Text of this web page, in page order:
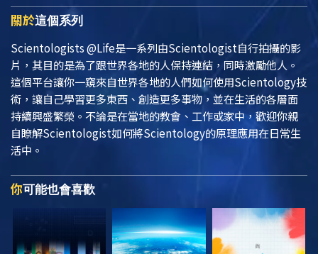
關於這個系列
Scientologists @Life是一系列由Scientologist自行拍攝的影
片，其目的是為了跟世界各地的人保持連結，同時激勵他人。
這個平台讓你一窺來自世界各地的人們如何使用Scientology技
術，讓自己學習更多東西、創造更多事物，並在生活的各層面
持續興盛繁榮。不論是在當地的教會、工作或家中，歡迎你親
自瞭解Scientologist如何將Scientology的原理應用在日常生
活中。
你可能也會喜歡